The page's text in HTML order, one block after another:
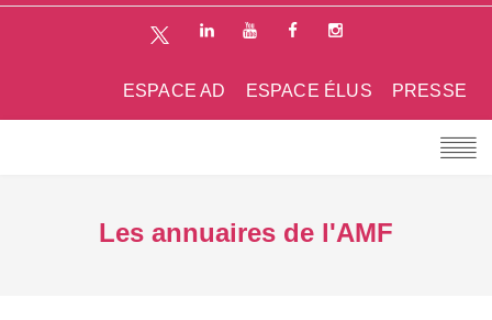
PRESSE
ESPACE ÉLUS
ESPACE AD
Les annuaires de l'AMF